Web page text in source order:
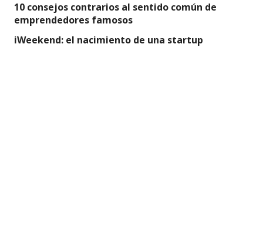
10 consejos contrarios al sentido común de
emprendedores famosos
iWeekend: el nacimiento de una startup